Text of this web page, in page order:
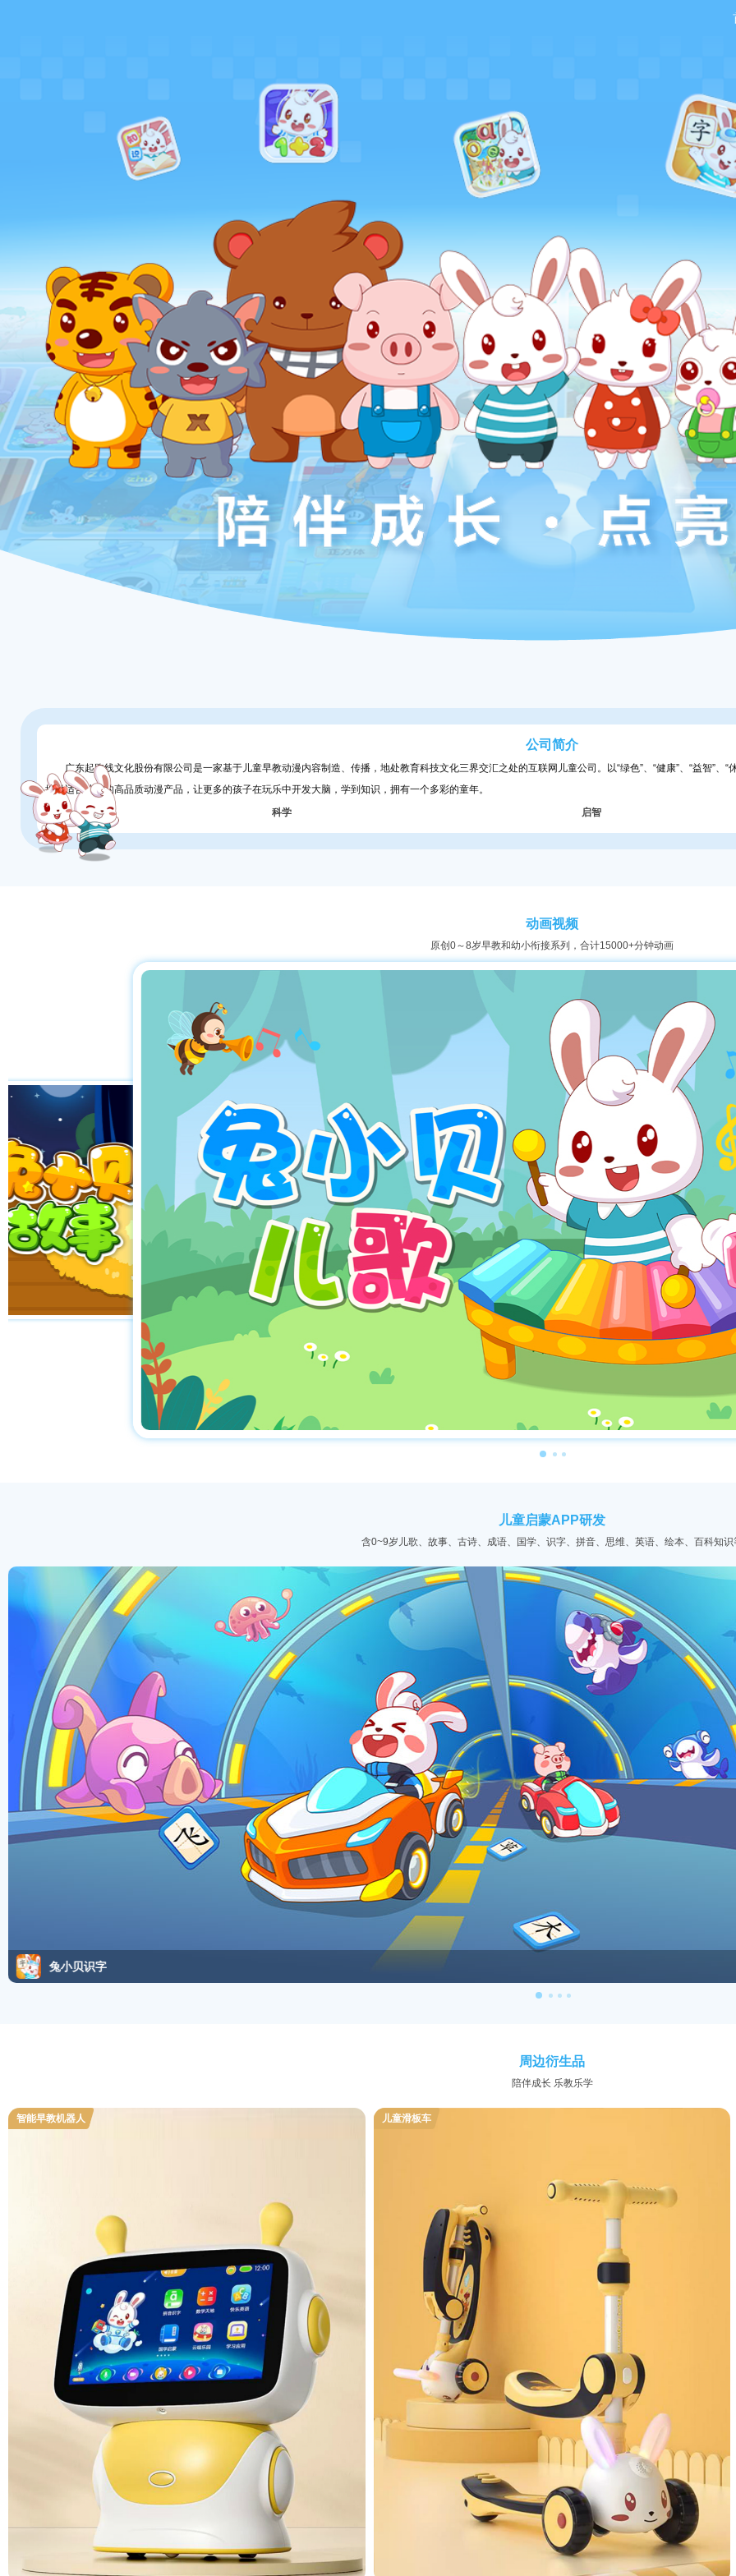
公司简介
广东起跑线文化股份有限公司是一家基于儿童早教动漫内容制造、传播，地处教育科技文化三界交汇之处的互联网儿童公司。以“绿色”、“健康”、“益智”、
提供适合儿童的高品质动漫产品，让更多的孩子在玩乐中开发大脑，学到知识，拥有一个多彩的童年。
科学
启智
动画视频
原创0～8岁早教和幼小衔接系列，合计15000+分钟动画
儿童启蒙APP研发
含0~9岁儿歌、故事、古诗、成语、国学、识字、拼音、思维、英语、绘本、百科知识
兔小贝识字
周边衍生品
陪伴成长 乐教乐学
智能早教机器人 儿童滑板车